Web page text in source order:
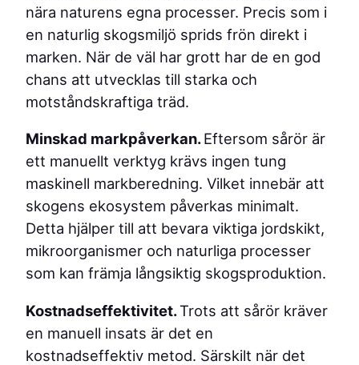
nära naturens egna processer. Precis som i
en naturlig skogsmiljö sprids frön direkt i
marken. När de väl har grott har de en god
chans att utvecklas till starka och
motståndskraftiga träd.
Minskad markpåverkan.Eftersom sårör är
ett manuellt verktyg krävs ingen tung
maskinell markberedning. Vilket innebär att
skogens ekosystem påverkas minimalt.
Detta hjälper till att bevara viktiga jordskikt,
mikroorganismer och naturliga processer
som kan främja långsiktig skogsproduktion.
Kostnadseffektivitet.Trots att sårör kräver
en manuell insats är det en
kostnadseffektiv metod. Särskilt när det